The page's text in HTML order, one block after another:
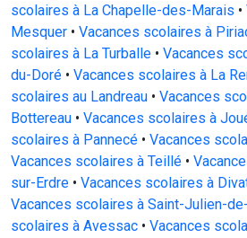
scolaires à La Chapelle-des-Marais •
Mesquer • Vacances scolaires à
scolaires à La Turballe • Vacances
du-Doré • Vacances scolaires à La
scolaires au Landreau • Vacances
Bottereau • Vacances scolaires à
scolaires à Pannecé • Vacances
Vacances scolaires à Teillé •
sur-Erdre • Vacances scolaires à
Vacances scolaires à Saint-Julien-
scolaires à Avessac • Vacances